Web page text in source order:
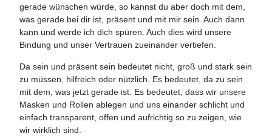
gerade wünschen würde, so kannst du aber doch mit dem,
was gerade bei dir ist, präsent und mit mir sein. Auch dann
kann und werde ich dich spüren. Auch dies wird unsere
Bindung und unser Vertrauen zueinander vertiefen.
Da sein und präsent sein bedeutet nicht, groß und stark sein
zu müssen, hilfreich oder nützlich. Es bedeutet, da zu sein
mit dem, was jetzt gerade ist. Es bedeutet, dass wir unsere
Masken und Rollen ablegen und uns einander schlicht und
einfach transparent, offen und aufrichtig so zu zeigen, wie
wir wirklich sind.